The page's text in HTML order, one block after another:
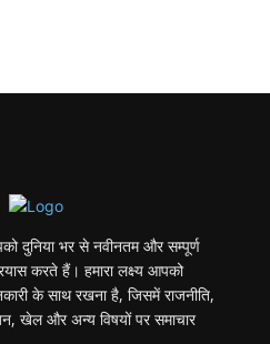
दुनिया भर से नवीनतम और सम्पूर्ण
करते हैं। हमारा लक्ष्य आपको
के साथ रखना है, जिसमें राजनीति,
खेल और अन्य विषयों पर समाचार